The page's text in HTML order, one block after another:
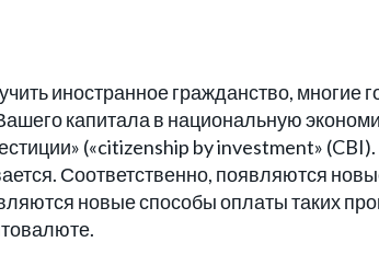
иностранное гражданство, многие
капитала в национальную
(«citizenship by investment»
Соответственно, появляются
новые способы оплаты таких